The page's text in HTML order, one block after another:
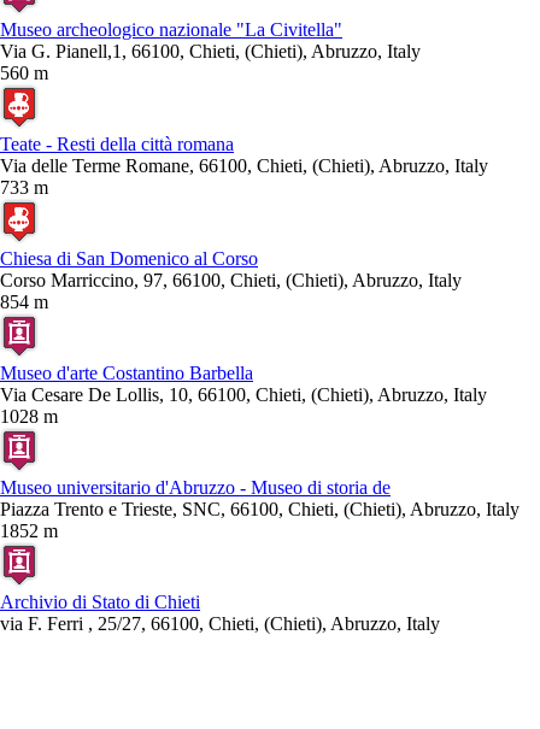
Museo archeologico nazionale "La Civitella"
Via G. Pianell,1, 66100, Chieti, (Chieti), Abruzzo, Italy
560 m
Teate - Resti della città romana
Via delle Terme Romane, 66100, Chieti, (Chieti), Abruzzo, Italy
733 m
Chiesa di San Domenico al Corso
Corso Marriccino, 97, 66100, Chieti, (Chieti), Abruzzo, Italy
854 m
Museo d'arte Costantino Barbella
Via Cesare De Lollis, 10, 66100, Chieti, (Chieti), Abruzzo, Italy
1028 m
Museo universitario d'Abruzzo - Museo di storia de
Piazza Trento e Trieste, SNC, 66100, Chieti, (Chieti), Abruzzo, Italy
1852 m
Archivio di Stato di Chieti
via F. Ferri , 25/27, 66100, Chieti, (Chieti), Abruzzo, Italy